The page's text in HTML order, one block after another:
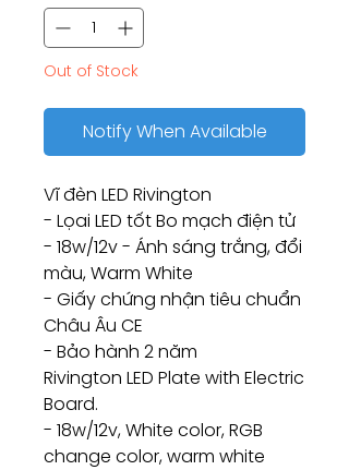
Out of Stock
Notify When Available
Vĩ đèn LED Rivington
- Lọai LED tốt Bo mạch điện tử
- 18w/12v - Ánh sáng trắng, đổi
màu, Warm White
- Giấy chứng nhận tiêu chuẩn
Châu Âu CE
- Bảo hành 2 năm
Rivington LED Plate with Electric
Board.
- 18w/12v, White color, RGB
change color, warm white